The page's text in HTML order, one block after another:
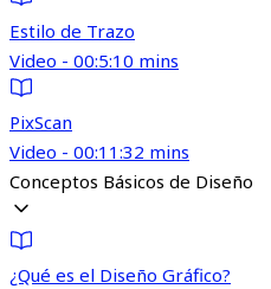
Estilo de Trazo
Video - 00:5:10 mins
PixScan
Video - 00:11:32 mins
Conceptos Básicos de Diseño
¿Qué es el Diseño Gráfico?